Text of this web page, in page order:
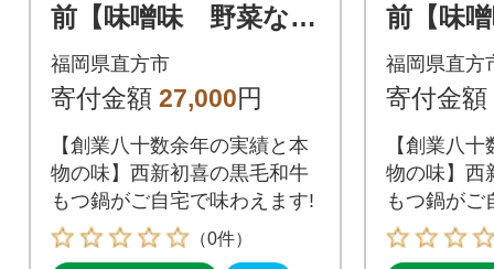
前【味噌味 野菜な
し】(直方市)
福岡県直方市
寄付金額 27,000円
【創業八十数余年の実績と本
物の味】西新初喜の黒毛和牛
もつ鍋がご自宅で味わえます!
（0件）
前【味
き】(直
福岡県直方
寄付金額
【創業八
物の味】西
もつ鍋がご